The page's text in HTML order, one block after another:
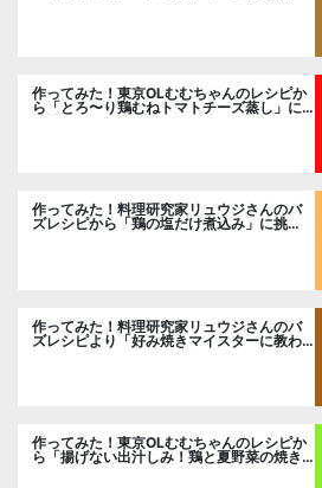
作ってみた！東京OLむむちゃんのレシピか
ら「とろ〜り鶏むねトマトチーズ蒸し」に
挑戦
作ってみた！料理研究家リュウジさんのバ
ズレシピから「鶏の塩だけ煮込み」に挑
作ってみた！料理研究家リュウジさんのバ
ズレシピより「好み焼きマイスターに教わ
るお好み焼」に挑戦。
作ってみた！東京OLむむちゃんのレシピか
ら「揚げない出汁しみ！鶏と夏野菜の焼き